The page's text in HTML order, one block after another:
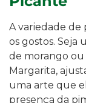
A variedade de
os gostos. Seja
de morango ou
Margarita,
uma arte que
presença da